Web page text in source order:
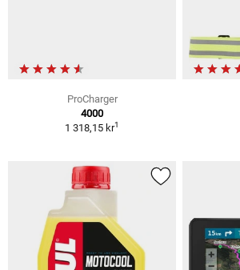
ProCharger
4000
1 318,15 kr1